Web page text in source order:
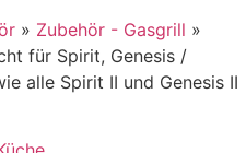
» Zubehör - Gasgrill »
für Spirit, Genesis /
alle Spirit II und Genesis II